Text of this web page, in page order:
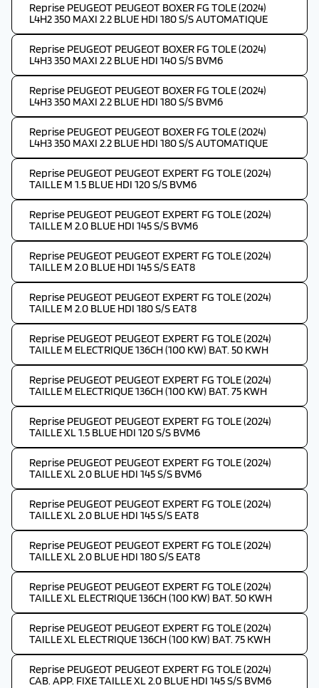
Reprise PEUGEOT PEUGEOT BOXER FG TOLE (2024)
L4H2 350 MAXI 2.2 BLUE HDI 180 S/S AUTOMATIQUE
Reprise PEUGEOT PEUGEOT BOXER FG TOLE (2024)
L4H3 350 MAXI 2.2 BLUE HDI 140 S/S BVM6
Reprise PEUGEOT PEUGEOT BOXER FG TOLE (2024)
L4H3 350 MAXI 2.2 BLUE HDI 180 S/S BVM6
Reprise PEUGEOT PEUGEOT BOXER FG TOLE (2024)
L4H3 350 MAXI 2.2 BLUE HDI 180 S/S AUTOMATIQUE
Reprise PEUGEOT PEUGEOT EXPERT FG TOLE (2024)
TAILLE M 1.5 BLUE HDI 120 S/S BVM6
Reprise PEUGEOT PEUGEOT EXPERT FG TOLE (2024)
TAILLE M 2.0 BLUE HDI 145 S/S BVM6
Reprise PEUGEOT PEUGEOT EXPERT FG TOLE (2024)
TAILLE M 2.0 BLUE HDI 145 S/S EAT8
Reprise PEUGEOT PEUGEOT EXPERT FG TOLE (2024)
TAILLE M 2.0 BLUE HDI 180 S/S EAT8
Reprise PEUGEOT PEUGEOT EXPERT FG TOLE (2024)
TAILLE M ELECTRIQUE 136CH (100 KW) BAT. 50 KWH
Reprise PEUGEOT PEUGEOT EXPERT FG TOLE (2024)
TAILLE M ELECTRIQUE 136CH (100 KW) BAT. 75 KWH
Reprise PEUGEOT PEUGEOT EXPERT FG TOLE (2024)
TAILLE XL 1.5 BLUE HDI 120 S/S BVM6
Reprise PEUGEOT PEUGEOT EXPERT FG TOLE (2024)
TAILLE XL 2.0 BLUE HDI 145 S/S BVM6
Reprise PEUGEOT PEUGEOT EXPERT FG TOLE (2024)
TAILLE XL 2.0 BLUE HDI 145 S/S EAT8
Reprise PEUGEOT PEUGEOT EXPERT FG TOLE (2024)
TAILLE XL 2.0 BLUE HDI 180 S/S EAT8
Reprise PEUGEOT PEUGEOT EXPERT FG TOLE (2024)
TAILLE XL ELECTRIQUE 136CH (100 KW) BAT. 50 KWH
Reprise PEUGEOT PEUGEOT EXPERT FG TOLE (2024)
TAILLE XL ELECTRIQUE 136CH (100 KW) BAT. 75 KWH
Reprise PEUGEOT PEUGEOT EXPERT FG TOLE (2024)
CAB. APP. FIXE TAILLE XL 2.0 BLUE HDI 145 S/S BVM6